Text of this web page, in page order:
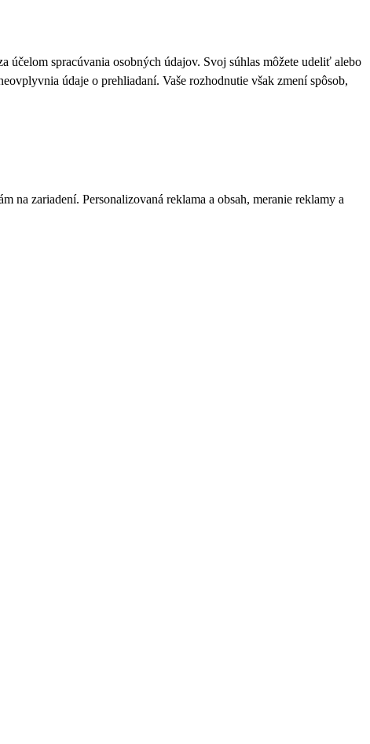
spracúvania osobných údajov. Svoj súhlas môžete udeliť alebo
údaje o prehliadaní. Vaše rozhodnutie však zmení spôsob,
zariadení. Personalizovaná reklama a obsah, meranie reklamy a